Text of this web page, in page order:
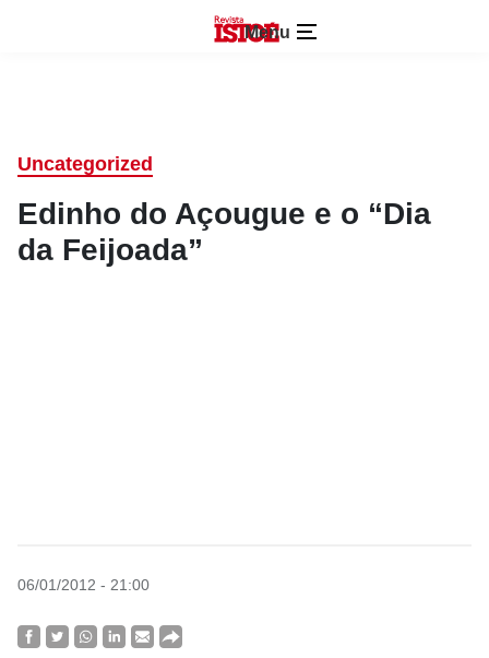
Menu
Uncategorized
Edinho do Açougue e o “Dia
da Feijoada”
06/01/2012 - 21:00